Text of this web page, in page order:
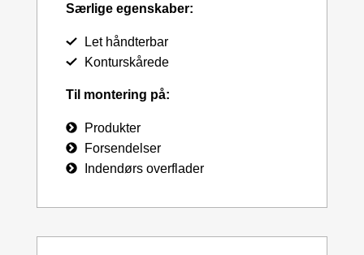
Særlige egenskaber:
Let håndterbar
Konturskårede
Til montering på:
Produkter
Forsendelser
Indendørs overflader